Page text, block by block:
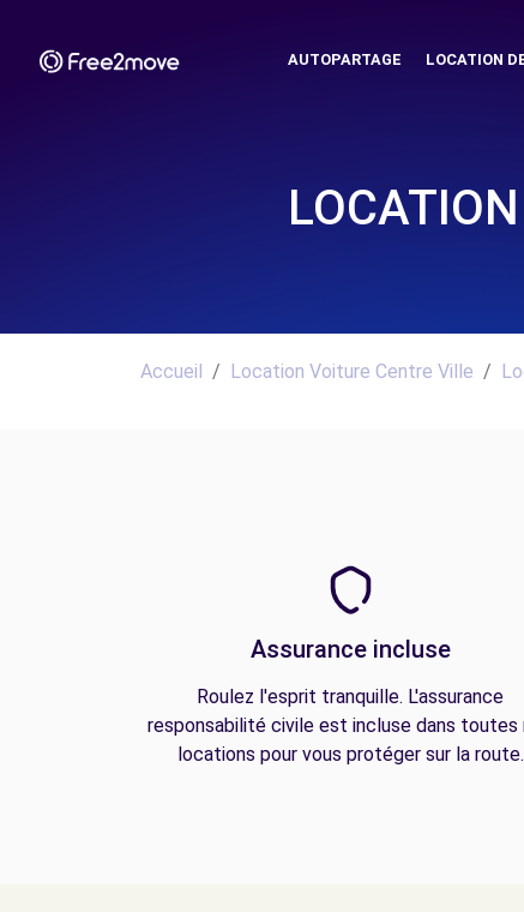
AUTOPARTAGE LOCATION
Accueil Location Voiture Centre Ville
Assurance incluse
Roulez l'esprit tranquille. L'assurance
responsabilité civile est incluse dans toutes
locations pour vous protéger sur la route.